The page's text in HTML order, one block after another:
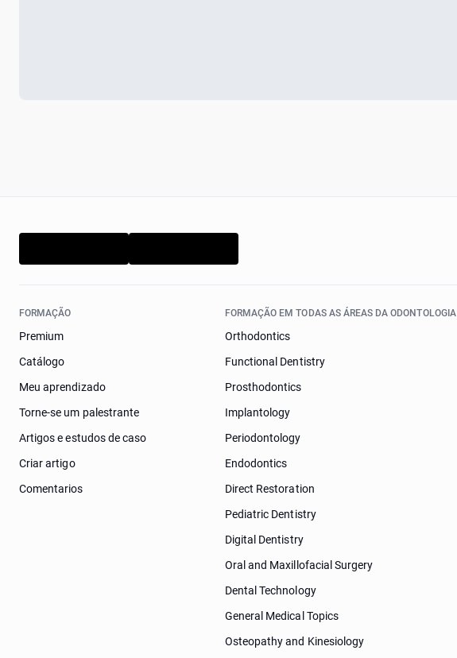
FORMAÇÃO
Premium
Catálogo
Meu aprendizado
Torne-se um palestrante
Artigos e estudos de caso
Criar artigo
Comentarios
FORMAÇÃO EM TODAS AS ÁREAS DA ODONTOLOGIA
Orthodontics
Functional Dentistry
Prosthodontics
Implantology
Periodontology
Endodontics
Direct Restoration
Pediatric Dentistry
Digital Dentistry
Oral and Maxillofacial Surgery
Dental Technology
General Medical Topics
Osteopathy and Kinesiology